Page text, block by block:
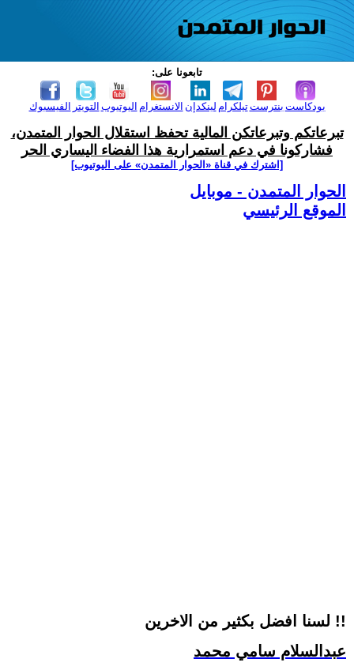
تابعونا على:
الفيسبوك التويتر اليوتيوب الانستغرام لينكدإن تيلكرامبنترست بودكاست
تبرعاتكم وتبرعاتكن المالية تحفظ استقلال الحوار المتمدن،
فشاركونا في دعم استمرارية هذا الفضاء اليساري الحر
[اشترك في قناة ‫«الحوار المتمدن» على اليوتيوب]
الحوار المتمدن - موبايل
الموقع الرئيسي
لسنا افضل بكثير من الاخرين !!
عبدالسلام سامي محمد